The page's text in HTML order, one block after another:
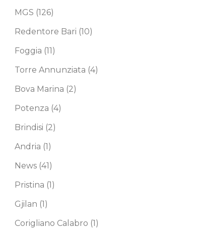
MGS (126)
Redentore Bari (10)
Foggia (11)
Torre Annunziata (4)
Bova Marina (2)
Potenza (4)
Brindisi (2)
Andria (1)
News (41)
Pristina (1)
Gjilan (1)
Corigliano Calabro (1)